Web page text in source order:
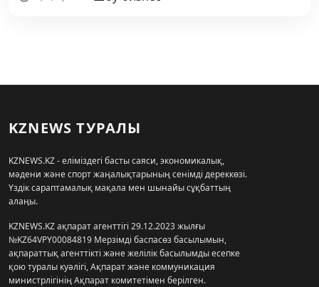
KZNEWS ТУРАЛЫ
KZNEWS.KZ - еліміздегі басты саяси, экономикалық,
мәдени және спорт жаңалықтарының сенімді дереккөзі.
Үздік сараптамалық мақала мен шынайы сұқбаттың
алаңы.
KZNEWS.KZ ақпарат агенттігі 29.12.2023 жылғы
№KZ64VPY00084819 Мерзімді баспасөз басылымын,
ақпараттық агенттікті және желілік басылымды есепке
қою туралы куәлігі, Ақпарат және коммуникация
министрлігінің Ақпарат комитетімен берілген.